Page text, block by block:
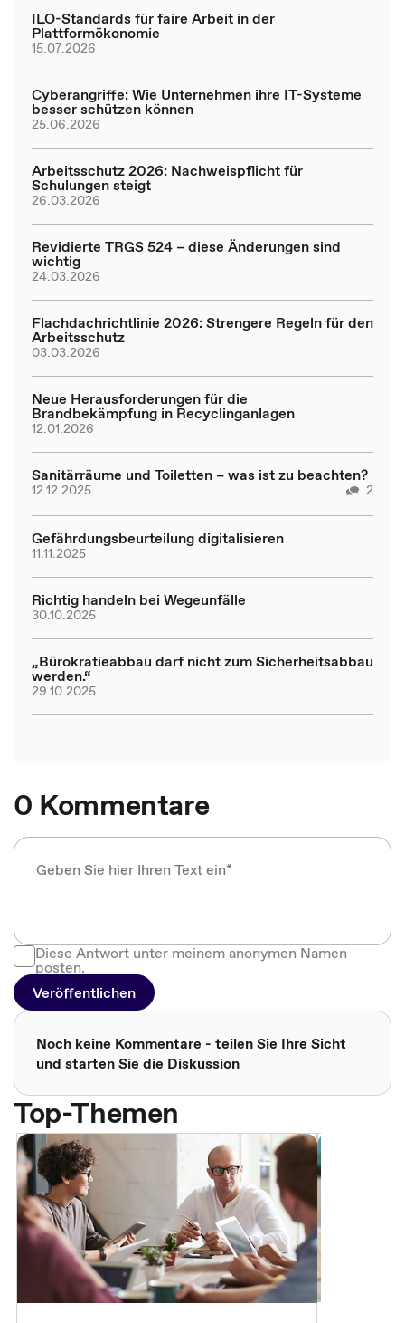
ILO-Standards für faire Arbeit in der
Plattformökonomie
15.07.2026
Cyberangriffe: Wie Unternehmen ihre IT-Systeme
besser schützen können
25.06.2026
Arbeitsschutz 2026: Nachweispflicht für
Schulungen steigt
26.03.2026
Revidierte TRGS 524 – diese Änderungen sind
wichtig
24.03.2026
Flachdachrichtlinie 2026: Strengere Regeln für den
Arbeitsschutz
03.03.2026
Neue Herausforderungen für die
Brandbekämpfung in Recyclinganlagen
12.01.2026
Sanitärräume und Toiletten – was ist zu beachten?
12.12.2025 2
Gefährdungsbeurteilung digitalisieren
11.11.2025
Richtig handeln bei Wegeunfälle
30.10.2025
„Bürokratieabbau darf nicht zum Sicherheitsabbau
werden.“
29.10.2025
0 Kommentare
Diese Antwort unter meinem anonymen Namen
posten.
Veröffentlichen
Noch keine Kommentare - teilen Sie Ihre Sicht
und starten Sie die Diskussion
Top-Themen